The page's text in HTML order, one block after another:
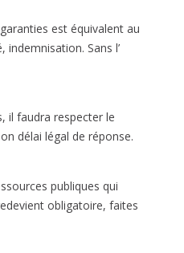
est équivalent au
Sans l’
il faudra respecter le
délai légal de réponse.
publiques qui
obligatoire, faites